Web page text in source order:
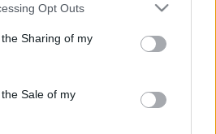
Opt Outs
Sharing of my
Sale of my
registriere Dich neu.
Spiel“
Zeiten :-) 11
28 September 2025